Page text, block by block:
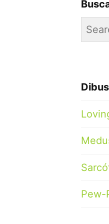
Search
for:
Pew-